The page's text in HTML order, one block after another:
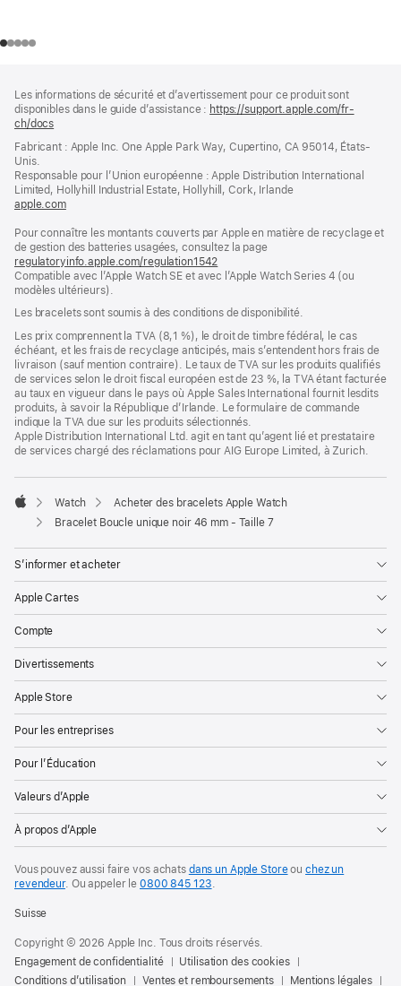
de
page
de
bas
page
Les informations de sécurité et d’avertissement pour ce produit sont
disponibles dans le guide d’assistance : https://support.apple.com/fr-
ch/docs
une
fenêtre)
Fabricant : Apple Inc. One Apple Park Way, Cupertino, CA 95014, États-
Unis.
Responsable pour l’Union européenne : Apple Distribution International
Limited, Hollyhill Industrial Estate, Hollyhill, Cork, Irlande
apple.com(s’ouvre
une
nouvelle
fenêtre)
Pour connaître les montants couverts par Apple en matière de recyclage et
de gestion des batteries usagées, consultez la page
regulatoryinfo.apple.com/regulation1542
dans
nouvelle
fenêtre)
Compatible avec l’Apple Watch SE et avec l’Apple Watch Series 4 (ou
modèles ultérieurs).
Les bracelets sont soumis à des conditions de disponibilité.
Les prix comprennent la TVA (8,1 %), le droit de timbre fédéral, le cas
échéant, et les frais de recyclage anticipés, mais s’entendent hors frais de
livraison (sauf mention contraire). Le taux de TVA sur les produits qualifiés
de services selon le droit fiscal européen est de 23 %, la TVA étant facturée
au taux en vigueur dans le pays où Apple Sales International fournit lesdits
produits, à savoir la République d’Irlande. Le formulaire de commande
indique la TVA due sur les produits sélectionnés.
Apple Distribution International Ltd. agit en tant qu’agent lié et prestataire
de services chargé des réclamations pour AIG Europe Limited, à Zurich.
Apple
Watch
Acheter des bracelets Apple Watch
Bracelet Boucle unique noir 46 mm - Taille 7
S’informer et acheter
Apple Cartes
Compte
Divertissements
Apple Store
Pour les entreprises
Pour l’Éducation
Valeurs d’Apple
À propos d’Apple
Vous pouvez aussi faire vos achats dans un Apple Storeouchez un
revendeur. Ouappeler le0800 845 123
Suisse
Copyright © 2026 Apple Inc. Tous droits réservés.
Engagement de confidentialité
Utilisation des cookies
Conditions d’utilisation
Ventes et remboursements Mentions légales